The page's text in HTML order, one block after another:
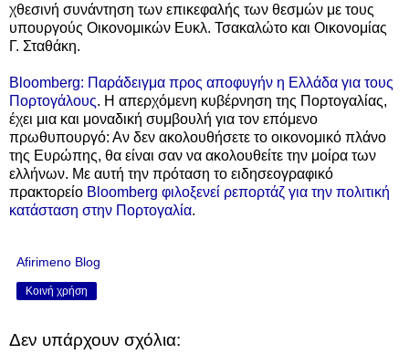
χθεσινή συνάντηση των επικεφαλής των θεσμών με τους
υπουργούς Οικονομικών Ευκλ. Τσακαλώτο και Οικονομίας
Γ. Σταθάκη.
Bloomberg: Παράδειγμα προς αποφυγήν η Ελλάδα για τους
Πορτογάλους. Η απερχόμενη κυβέρνηση της Πορτογαλίας,
έχει μια και μοναδική συμβουλή για τον επόμενο
πρωθυπουργό: Αν δεν ακολουθήσετε το οικονομικό πλάνο
της Ευρώπης, θα είναι σαν να ακολουθείτε την μοίρα των
ελλήνων. Με αυτή την πρόταση το ειδησεογραφικό
πρακτορείο Bloomberg φιλοξενεί ρεπορτάζ για την πολιτική
κατάσταση στην Πορτογαλία.
Afirimeno Blog
Κοινή χρήση
Δεν υπάρχουν σχόλια: